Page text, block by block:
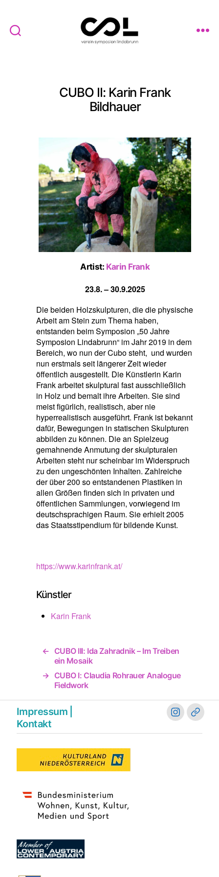
CUBO II: Karin Frank
Bildhauer
Artist: Karin Frank
23.8. – 30.9.2025
Die beiden Holzskulpturen, die die physische
Arbeit am Stein zum Thema haben,
entstanden beim Symposion „50 Jahre
Symposion Lindabrunn“ im Jahr 2019 in dem
Bereich, wo nun der Cubo steht, und wurden
nun erstmals seit längerer Zeit wieder
öffentlich ausgestellt. Die Künstlerin Karin
Frank arbeitet skulptural fast ausschließlich
in Holz und bemalt ihre Arbeiten. Sie sind
meist figürlich, realistisch, aber nie
hyperrealistisch ausgeführt. Frank ist bekannt
dafür, Bewegungen in statischen Skulpturen
abbilden zu können. Die an Spielzeug
gemahnende Anmutung der skulpturalen
Arbeiten steht nur scheinbar im Widerspruch
zu den ungeschönten Inhalten. Zahlreiche
der über 200 so entstandenen Plastiken in
allen Größen finden sich in privaten und
öffentlichen Sammlungen, vorwiegend im
deutschsprachigen Raum. Sie erhielt 2005
das Staatsstipendium für bildende Kunst.
https://www.karinfrank.at/
Künstler
Karin Frank
← CUBO III: Ida Zahradnik – Im Treiben
ein Mosaik
→ CUBO I: Claudia Rohrauer Analogue
Fieldwork
Impressum |
Kontakt
instagram